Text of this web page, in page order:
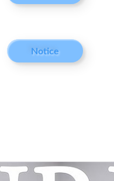
Notice